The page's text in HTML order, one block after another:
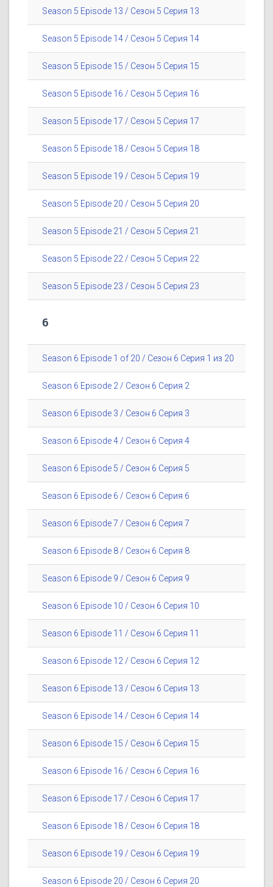
Season 5 Episode 13 / Сезон 5 Серия 13
Season 5 Episode 14 / Сезон 5 Серия 14
Season 5 Episode 15 / Сезон 5 Серия 15
Season 5 Episode 16 / Сезон 5 Серия 16
Season 5 Episode 17 / Сезон 5 Серия 17
Season 5 Episode 18 / Сезон 5 Серия 18
Season 5 Episode 19 / Сезон 5 Серия 19
Season 5 Episode 20 / Сезон 5 Серия 20
Season 5 Episode 21 / Сезон 5 Серия 21
Season 5 Episode 22 / Сезон 5 Серия 22
Season 5 Episode 23 / Сезон 5 Серия 23
6
Season 6 Episode 1 of 20 / Сезон 6 Серия 1 из 20
Season 6 Episode 2 / Сезон 6 Серия 2
Season 6 Episode 3 / Сезон 6 Серия 3
Season 6 Episode 4 / Сезон 6 Серия 4
Season 6 Episode 5 / Сезон 6 Серия 5
Season 6 Episode 6 / Сезон 6 Серия 6
Season 6 Episode 7 / Сезон 6 Серия 7
Season 6 Episode 8 / Сезон 6 Серия 8
Season 6 Episode 9 / Сезон 6 Серия 9
Season 6 Episode 10 / Сезон 6 Серия 10
Season 6 Episode 11 / Сезон 6 Серия 11
Season 6 Episode 12 / Сезон 6 Серия 12
Season 6 Episode 13 / Сезон 6 Серия 13
Season 6 Episode 14 / Сезон 6 Серия 14
Season 6 Episode 15 / Сезон 6 Серия 15
Season 6 Episode 16 / Сезон 6 Серия 16
Season 6 Episode 17 / Сезон 6 Серия 17
Season 6 Episode 18 / Сезон 6 Серия 18
Season 6 Episode 19 / Сезон 6 Серия 19
Season 6 Episode 20 / Сезон 6 Серия 20